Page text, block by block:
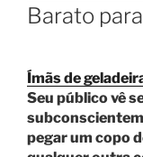
Barato
Ímãs de
Seu público vê
pegar um copo